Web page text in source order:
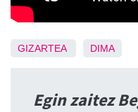
GIZARTEA DIMA
Egin zaitez